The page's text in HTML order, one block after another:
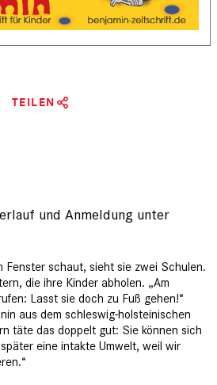
TEILEN
und Anmeldung unter
Fenster schaut, sieht sie zwei Schulen.
die ihre Kinder abholen. „Am
Lasst sie doch zu Fuß gehen!“
aus dem schleswig-holsteinischen
täte das doppelt gut: Sie können sich
eine intakte Umwelt, weil wir